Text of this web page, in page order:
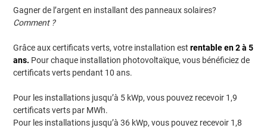
Gagner de l’argent en installant des panneaux solaires?
Comment ?
Grâce aux certificats verts, votre installation estrentable en 2 à 5
ans. Pour chaque installation photovoltaïque, vous bénéficiez de
certificats verts pendant 10 ans.
Pour les installations jusqu’à 5 kWp, vous pouvez recevoir 1,9
certificats verts par MWh.
Pour les installations jusqu’à 36 kWp, vous pouvez recevoir 1,8